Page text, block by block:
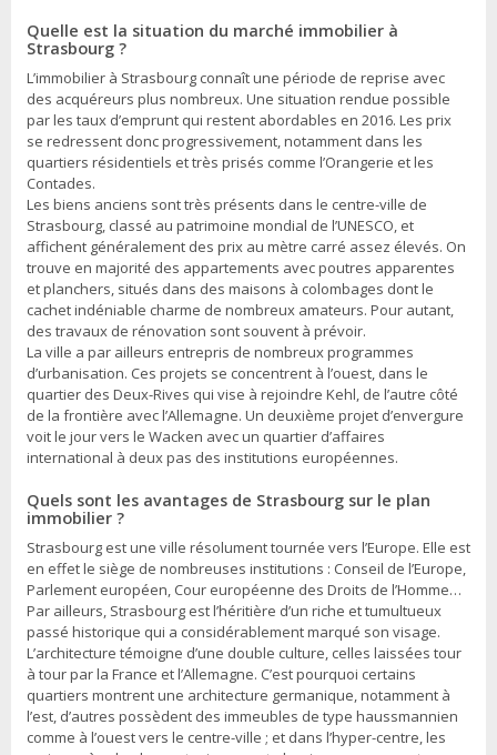
Quelle est la situation du marché immobilier à
Strasbourg ?
L’immobilier à Strasbourg connaît une période de reprise avec
des acquéreurs plus nombreux. Une situation rendue possible
par les taux d’emprunt qui restent abordables en 2016. Les prix
se redressent donc progressivement, notamment dans les
quartiers résidentiels et très prisés comme l’Orangerie et les
Contades.
Les biens anciens sont très présents dans le centre-ville de
Strasbourg, classé au patrimoine mondial de l’UNESCO, et
affichent généralement des prix au mètre carré assez élevés. On
trouve en majorité des appartements avec poutres apparentes
et planchers, situés dans des maisons à colombages dont le
cachet indéniable charme de nombreux amateurs. Pour autant,
des travaux de rénovation sont souvent à prévoir.
La ville a par ailleurs entrepris de nombreux programmes
d’urbanisation. Ces projets se concentrent à l’ouest, dans le
quartier des Deux-Rives qui vise à rejoindre Kehl, de l’autre côté
de la frontière avec l’Allemagne. Un deuxième projet d’envergure
voit le jour vers le Wacken avec un quartier d’affaires
international à deux pas des institutions européennes.
Quels sont les avantages de Strasbourg sur le plan
immobilier ?
Strasbourg est une ville résolument tournée vers l’Europe. Elle est
en effet le siège de nombreuses institutions : Conseil de l’Europe,
Parlement européen, Cour européenne des Droits de l’Homme…
Par ailleurs, Strasbourg est l’héritière d’un riche et tumultueux
passé historique qui a considérablement marqué son visage.
L’architecture témoigne d’une double culture, celles laissées tour
à tour par la France et l’Allemagne. C’est pourquoi certains
quartiers montrent une architecture germanique, notamment à
l’est, d’autres possèdent des immeubles de type haussmannien
comme à l’ouest vers le centre-ville ; et dans l’hyper-centre, les